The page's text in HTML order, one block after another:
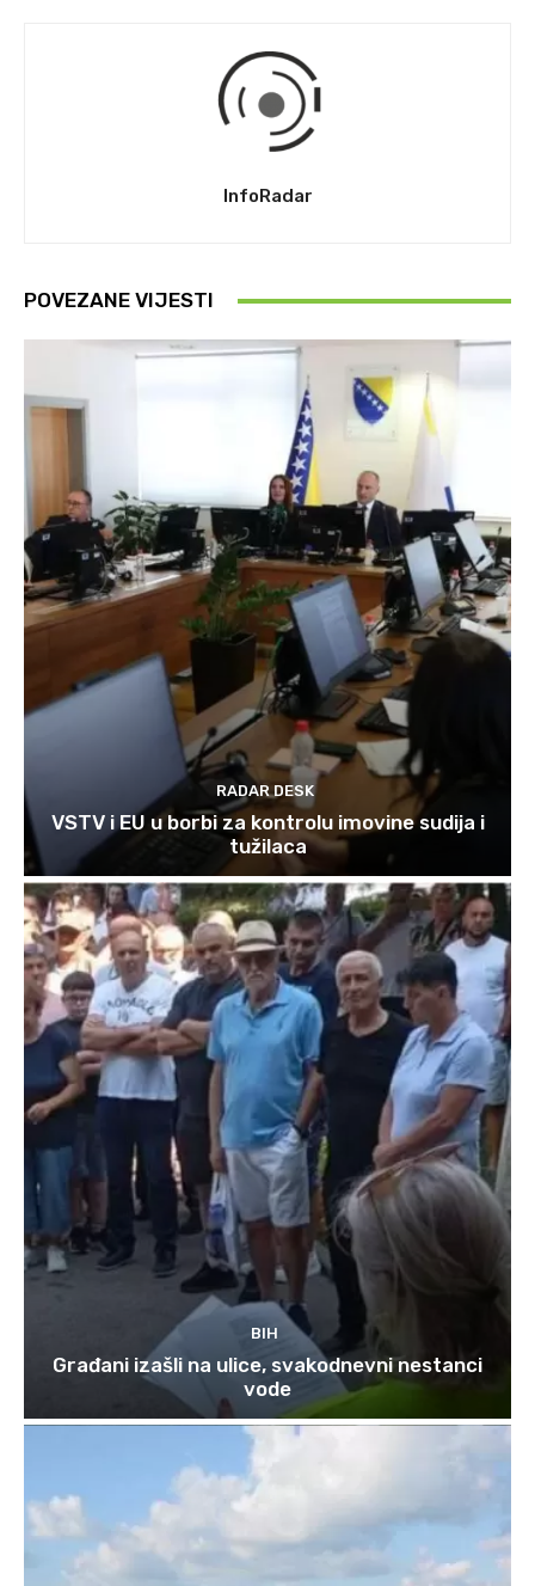
InfoRadar
POVEZANE VIJESTI
RADAR DESK
VSTV i EU u borbi za kontrolu imovine sudija i
tužilaca
BIH
Građani izašli na ulice, svakodnevni nestanci
vode